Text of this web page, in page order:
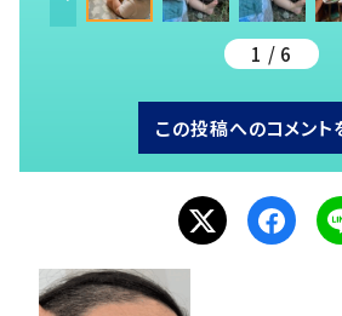
1 / 6
この投稿へのコメント